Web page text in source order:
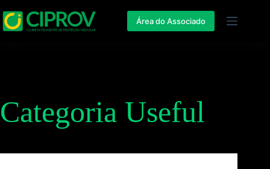
Área do Associado
Categoria Useful